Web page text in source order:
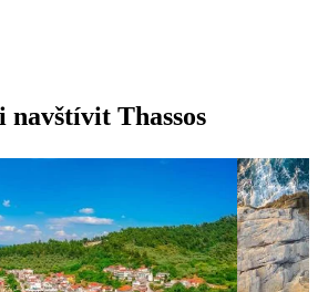
navštívit Thassos